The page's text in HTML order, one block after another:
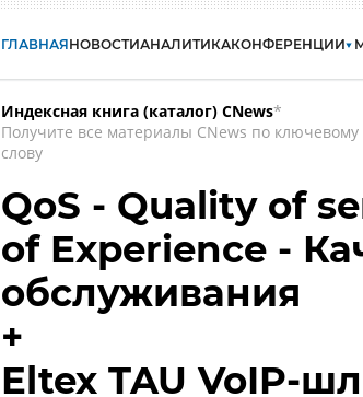
ГЛАВНАЯНОВОСТИАНАЛИТИКАКОНФЕРЕНЦИИ
Индексная книга (каталог) CNews*
Получите все материалы CNews по ключевому
слову
QoS - Quality of
of Experience -
обслуживания
+
Eltex TAU VoIP-